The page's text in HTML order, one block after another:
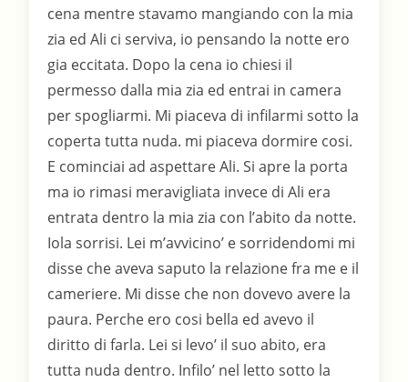
cena mentre stavamo mangiando con la mia
zia ed Ali ci serviva, io pensando la notte ero
gia eccitata. Dopo la cena io chiesi il
permesso dalla mia zia ed entrai in camera
per spogliarmi. Mi piaceva di infilarmi sotto la
coperta tutta nuda. mi piaceva dormire cosi.
E cominciai ad aspettare Ali. Si apre la porta
ma io rimasi meravigliata invece di Ali era
entrata dentro la mia zia con l’abito da notte.
Iola sorrisi. Lei m’avvicino’ e sorridendomi mi
disse che aveva saputo la relazione fra me e il
cameriere. Mi disse che non dovevo avere la
paura. Perche ero cosi bella ed avevo il
diritto di farla. Lei si levo’ il suo abito, era
tutta nuda dentro. Infilo’ nel letto sotto la